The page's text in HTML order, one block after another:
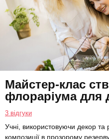
Майстер-клас
флораріума для
3 відгуки
Учні, використовуючи декор
композиції в прозорому